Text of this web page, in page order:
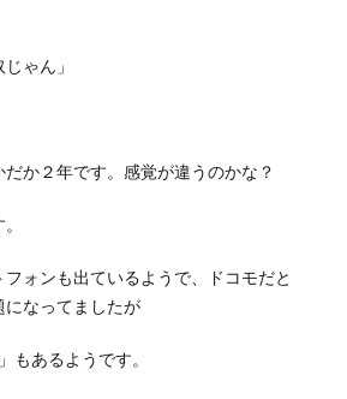
ゃん」
か２年です。感覚が違うのかな？
ォンも出ているようで、ドコモだと
になってましたが
もあるようです。